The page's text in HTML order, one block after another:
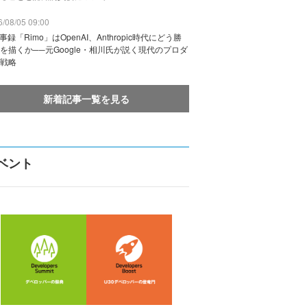
08/05 09:00
録「Rimo」はOpenAI、Anthropic時代にどう勝
描くか──元Google・相川氏が説く現代のプロダ
略
新着記事一覧を見る
ント